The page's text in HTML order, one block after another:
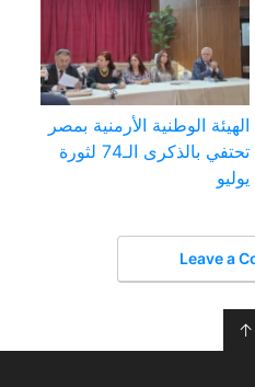
الهيئة الوطنية الأرمنية بمصر
تحتفي بالذكرى الـ74 لثورة
يوليو
Leave a
↑